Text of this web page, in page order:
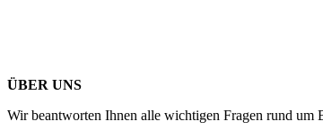
ÜBER UNS
Wir beantworten Ihnen alle wichtigen Fragen rund um